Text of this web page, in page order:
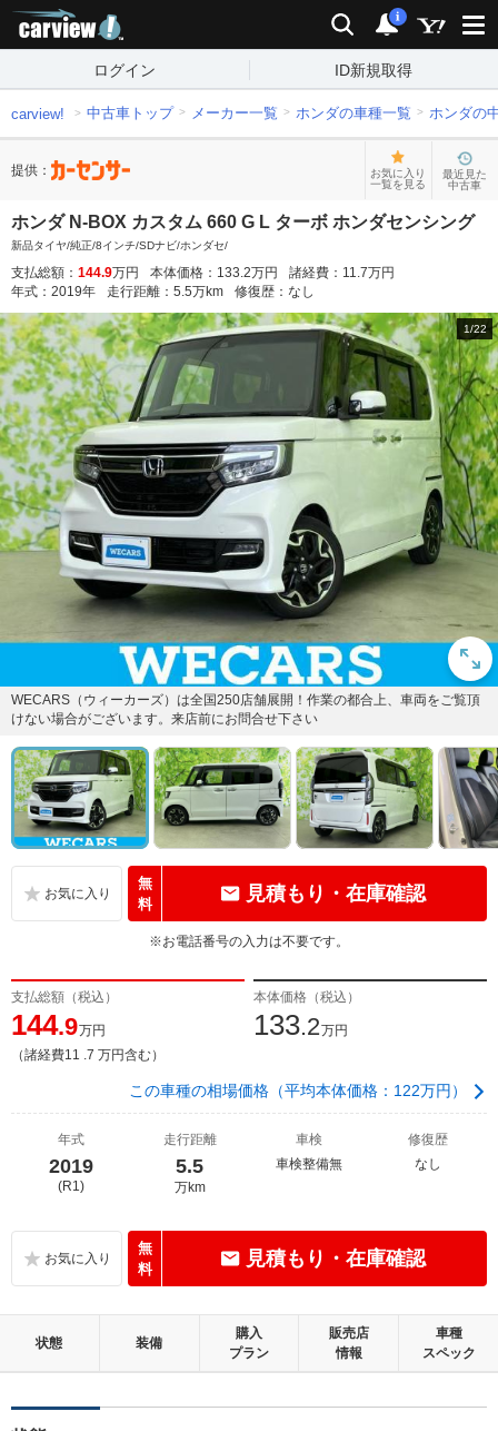
検索 通知
i
ログイン ID新規取得
carview! 中古車トップ メーカー一覧 ホンダの車種一覧 ホンダの
提供：
お気に入り
一覧を見る
最近見た
中古車
ホンダ N-BOX カスタム 660 G L ターボ ホンダセンシング
新品タイヤ/純正/8インチ/SDナビ/ホンダセ/
支払総額： 144.9万円 本体価格： 133.2万円 諸経費： 11.7万円
年式： 2019年 走行距離： 5.5万km 修復歴： なし
1/22
WECARS（ウィーカーズ）は全国250店舗展開！作業の都合上、車両をご覧頂
けない場合がございます。来店前にお問合せ下さい
無
料
見積もり・在庫確認
※お電話番号の入力は不要です。
支払総額（税込）
144.9万円
（諸経費11 .7 万円含む）
本体価格（税込）
133.2万円
この車種の相場価格（平均本体価格：122万円）
年式
2019
(R1)
走行距離
5.5
万km
車検
車検整備無
修復歴
なし
無
料
見積もり・在庫確認
状態 装備
購入
プラン
販売店
情報
車種
スペック